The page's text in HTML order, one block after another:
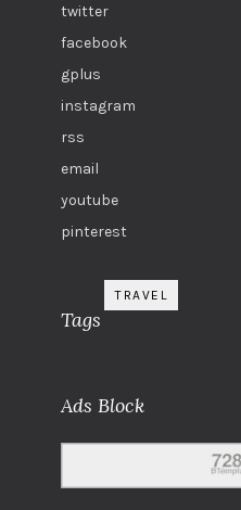
twitter
facebook
gplus
instagram
rss
email
youtube
pinterest
Tags
TRAVEL
Ads Block